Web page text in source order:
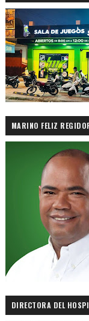
MARINO FELIZ
DIRECTORA DEL